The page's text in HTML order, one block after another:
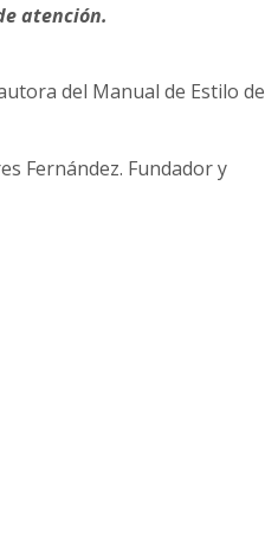
atención.
del Manual de Estilo de
Fernández. Fundador y